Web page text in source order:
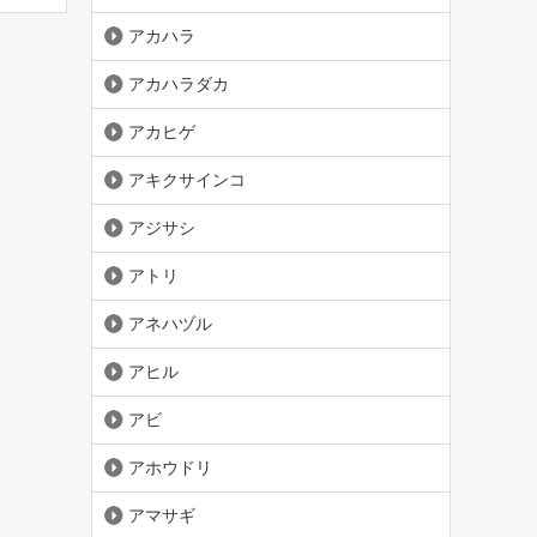
アカハラ
アカハラダカ
アカヒゲ
アキクサインコ
アジサシ
アトリ
アネハヅル
アヒル
アビ
アホウドリ
アマサギ